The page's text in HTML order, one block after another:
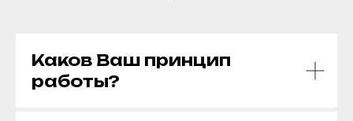
Каков Ваш принцип
работы?